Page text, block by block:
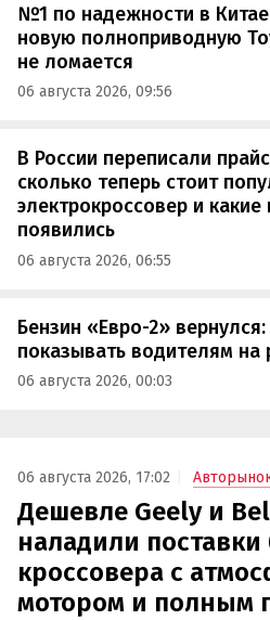
№1 по надежности в
новую полноприводную
не ломается
06 августа 2026, 09:56
В России переписали
сколько теперь стоит
электрокроссовер и
появились
06 августа 2026, 06:55
Бензин «Евро-2»
показывать водителям на
06 августа 2026, 00:03
06 августа 2026, 17:02
Дешевле Geely и
наладили
кроссовера с
мотором и полным